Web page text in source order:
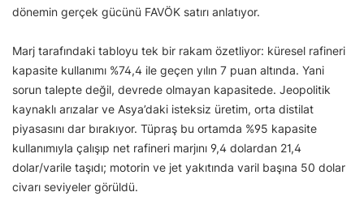
dönemin gerçek gücünü FAVÖK satırı anlatıyor.
Marj tarafındaki tabloyu tek bir rakam özetliyor: küresel rafineri
kapasite kullanımı %74,4 ile geçen yılın 7 puan altında. Yani
sorun talepte değil, devrede olmayan kapasitede. Jeopolitik
kaynaklı arızalar ve Asya’daki isteksiz üretim, orta distilat
piyasasını dar bırakıyor. Tüpraş bu ortamda %95 kapasite
kullanımıyla çalışıp net rafineri marjını 9,4 dolardan 21,4
dolar/varile taşıdı; motorin ve jet yakıtında varil başına 50 dolar
civarı seviyeler görüldü.